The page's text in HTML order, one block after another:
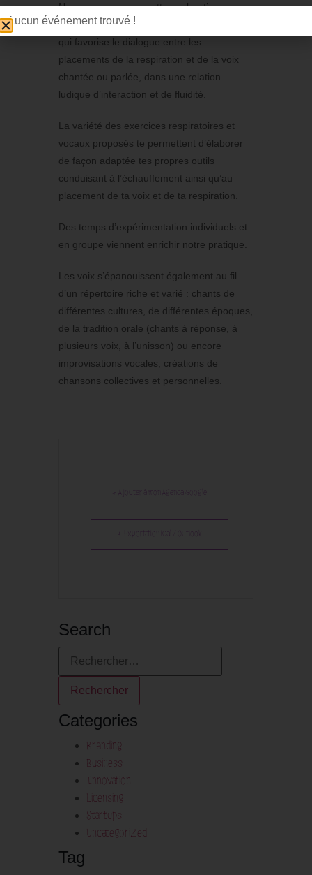
Nous commençons cette exploration par un
échauffement corporel spécifique adapté
qui favorise le dialogue entre les
placements de la respiration et de la voix
chantée ou parlée, dans une relation
ludique d’interaction et de fluidité.
La variété des exercices respiratoires et
vocaux proposés te permettent d’élaborer
de façon adaptée tes propres outils
conduisant à l’échauffement ainsi qu’au
placement de ta voix et de ta respiration.
Des temps d’expérimentation individuels et
en groupe viennent enrichir notre pratique.
Les voix s’épanouissent également au fil
d’un répertoire riche et varié : chants de
différentes cultures, de différentes époques,
de la tradition orale (chants à réponse, à
plusieurs voix, à l’unisson) ou encore
improvisations vocales, créations de
chansons collectives et personnelles.
+ Ajouter à mon Agenda Google
Search
Categories
Branding
Business
Innovation
Licensing
Startups
Uncategorized
Tag
Aucun événement trouvé !